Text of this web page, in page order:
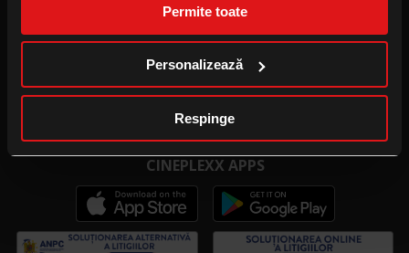
Permite toate
Personalizează
Respinge
Locație eveniment
CINEPLEXX APPS